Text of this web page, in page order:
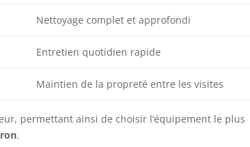
Nettoyage complet et approfondi
Entretien quotidien rapide
Maintien de la propreté entre les visites
permettant ainsi de choisir l’équipement le plus
.